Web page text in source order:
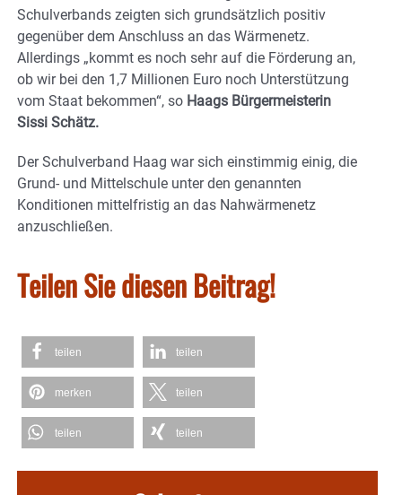
Schulverbands zeigten sich grundsätzlich positiv
gegenüber dem Anschluss an das Wärmenetz.
Allerdings „kommt es noch sehr auf die Förderung an,
ob wir bei den 1,7 Millionen Euro noch Unterstützung
vom Staat bekommen“, so Haags Bürgermeisterin
Sissi Schätz.
Der Schulverband Haag war sich einstimmig einig, die
Grund- und Mittelschule unter den genannten
Konditionen mittelfristig an das Nahwärmenetz
anzuschließen.
Teilen Sie diesen Beitrag!
teilen teilen
merken teilen
teilen teilen